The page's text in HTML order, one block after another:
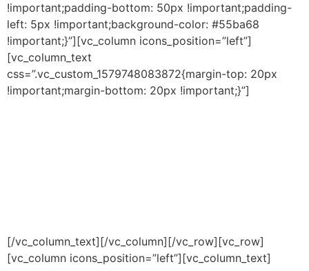
!important;padding-bottom: 50px !important;padding-
left: 5px !important;background-color: #55ba68
!important;}”][vc_column icons_position=”left”]
[vc_column_text
css=”.vc_custom_1579748083872{margin-top: 20px
!important;margin-bottom: 20px !important;}”]
[/vc_column_text][/vc_column][/vc_row][vc_row]
[vc_column icons_position=”left”][vc_column_text]